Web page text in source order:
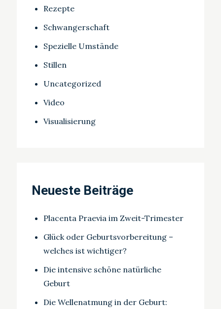
Rezepte
Schwangerschaft
Spezielle Umstände
Stillen
Uncategorized
Video
Visualisierung
Neueste Beiträge
Placenta Praevia im Zweit-Trimester
Glück oder Geburtsvorbereitung –
welches ist wichtiger?
Die intensive schöne natürliche
Geburt
Die Wellenatmung in der Geburt: